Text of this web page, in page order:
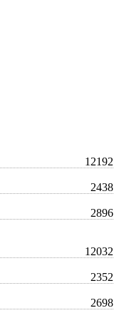
12192
2438
2896
12032
2352
2698